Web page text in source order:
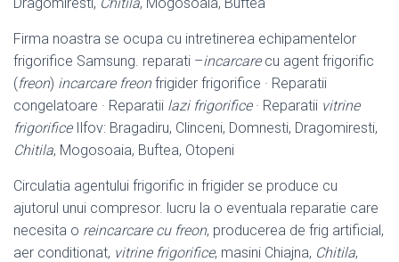
Firma noastra se ocupa cu intretinerea echipamentelor
frigorifice Samsung. reparati –incarcarecu agent frigorific
(freon) incarcare freonfrigider frigorifice · Reparatii
congelatoare · Reparatii lazi frigorifice· Reparatii vitrine
frigorificeIlfov: Bragadiru, Clinceni, Domnesti, Dragomiresti,
Chitila, Mogosoaia, Buftea, Otopeni
Circulatia agentului frigorific in frigider se produce cu
ajutorul unui compresor. lucru la o eventuala reparatie care
necesita o reincarcare cu freon, producerea de frig artificial,
aer conditionat, vitrine frigorifice, masini Chiajna, Chitila,